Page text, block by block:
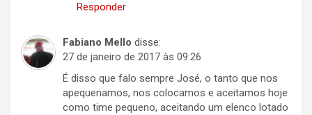
Responder
Fabiano Mello disse:
27 de janeiro de 2017 às 09:26
É disso que falo sempre José, o tanto que nos
apequenamos, nos colocamos e aceitamos hoje
como time pequeno, aceitando um elenco lotado